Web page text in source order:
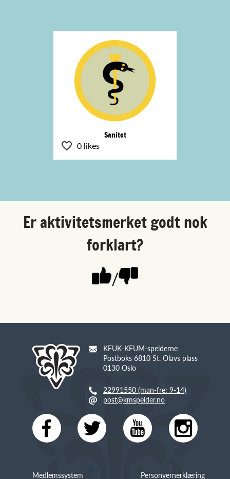
Sanitet
0 likes
Er aktivitetsmerket godt nok
forklart?
/
KFUK-KFUM-speiderne
Postboks 6810 St. Olavs plass
0130 Oslo
22991550 (man-fre: 9-14)
post@kmspeider.no
Medlemssystem Personvernerklæring